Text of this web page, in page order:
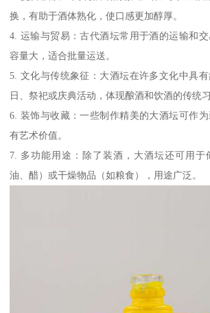
换，有助于酒体熟化，使口感更加醇厚。
4. 运输与贸易：古代酒坛常用于酒的运输和
容量大，适合批量运送。
5. 文化与传统象征：大酒坛在许多文化中具
日、祭祀或庆典活动，体现酿酒和饮酒的传统习
6. 装饰与收藏：一些制作精美的大酒坛可作
有艺术价值。
7. 多功能用途：除了装酒，大酒坛还可用于
油、醋）或干燥物品（如粮食），用途广泛。